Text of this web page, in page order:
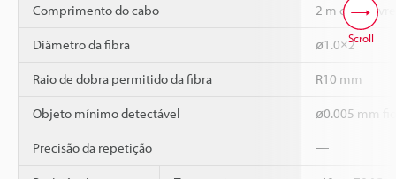
Comprimento do cabo 2 m corte livre
Diâmetro da fibra ø1.0×2
Raio de dobra permitido da fibra R10 mm
Objeto mínimo detectável ø0.005 mm
Precisão da repetição ―
Scroll